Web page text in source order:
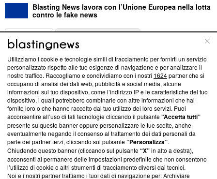
Blasting News lavora con l’Unione Europea nella lotta
contro le fake news
ABOUT
Questa sezione offre informazioni trasparenti su Blasting
News, sui nostri processi editoriali e su come ci impegniamo a
creare news di qualità. Inoltre, afferma la nostra aderenza a
‘Trust Project - News with Integrity’Blasting News non è
ancora membro del programma, ma ha richiesto di farne
parte; Trust Project non ha ancora effettuato una verifica di
conformità agli standard.
Su di noi
Team editoriale
Utilizziamo i cookie e tecnologie simili di tracciamento per fornirti un servizio
personalizzato rispetto alle tue esigenze di navigazione e per analizzare il
nostro traffico. Raccogliamo e condividiamo con i nostri 1624partner che si
occupano di analisi dei dati web, pubblicità e social media, alcune
informazioni sul tuo dispositivo, come l’indirizzo IP e le caratteristiche del tuo
dispositivo, i quali potrebbero combinarle con altre informazioni che hai
fornito loro o che hanno raccolto dal tuo utilizzo dei loro servizi. Puoi
acconsentire all’uso di tali tecnologie cliccando il pulsante“Accetta tutti”
presente su questo banner oppure personalizzare le tue scelte, anche
eventualmente negando il consenso al trattamento dei dati personali da
parte dei partner terzi, cliccando sul pulsante“Personalizza”.
Chiudendo questo banner (cliccando sul pulsante“X”in alto a destra),
acconsenti al permanere delle impostazioni predefinite che non consentono
l’utilizzo di cookie o altri strumenti di tracciamento diversi dai tecnici.
Noi e i nostri partner trattiamo i tuoi dati di navigazione per: Archiviare